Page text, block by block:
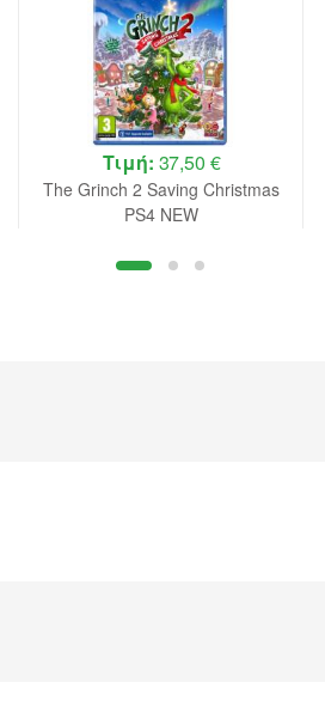
Τιμή: 37,50 €
The Grinch 2 Saving Christmas
PS4 NEW